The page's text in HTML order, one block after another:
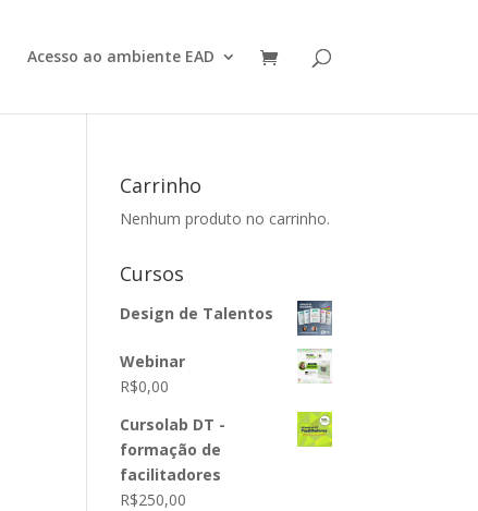
Acesso ao ambiente EAD
Carrinho
Nenhum produto no carrinho.
Cursos
Design de Talentos
Webinar
R$0,00
Cursolab DT -
formação de
facilitadores
R$250,00